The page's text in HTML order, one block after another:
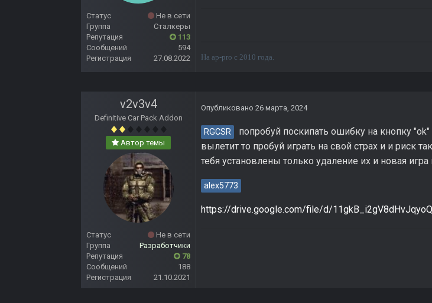
Статус
Не в сети
Группа
Сталкеры
Репутация
113
Сообщений
594
Регистрация
27.08.2022 На ap-pro с 2010 года.
v2v3v4
Definitive Car Pack Addon
Автор темы
Статус
Не в сети
Группа
Разработчики
Репутация
78
Сообщений
188
Регистрация
21.10.2021
Опубликовано 26 марта, 2024
RGCSR
попробуй поскипать ошибку на кнопку
вылетит то пробуй играть на свой страх и и риск
тебя установлены только удаление их и новая
alex5773
https://drive.google.com/file/d/